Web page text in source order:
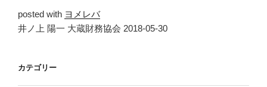
posted with ヨメレバ
井ノ上 陽一 大蔵財務協会 2018-05-30
カテゴリー